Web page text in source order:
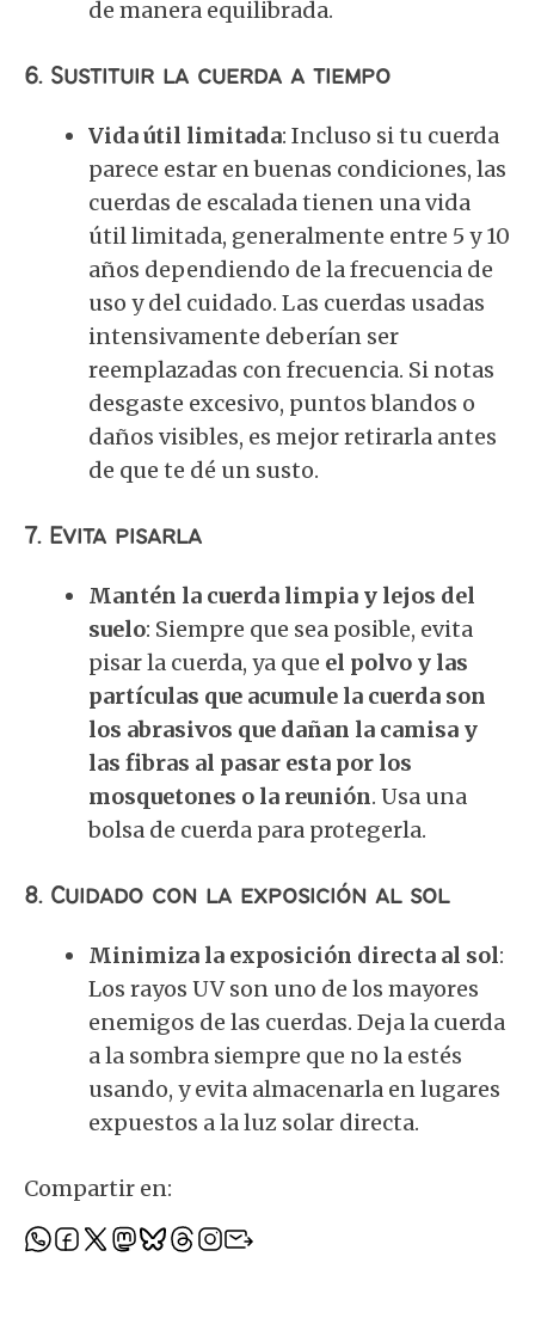
de manera equilibrada.
6. Sustituir la cuerda a tiempo
Vida útil limitada: Incluso si tu cuerda
parece estar en buenas condiciones, las
cuerdas de escalada tienen una vida
útil limitada, generalmente entre 5 y 10
años dependiendo de la frecuencia de
uso y del cuidado. Las cuerdas usadas
intensivamente deberían ser
reemplazadas con frecuencia. Si notas
desgaste excesivo, puntos blandos o
daños visibles, es mejor retirarla antes
de que te dé un susto.
7. Evita pisarla
Mantén la cuerda limpia y lejos del
suelo: Siempre que sea posible, evita
pisar la cuerda, ya que el polvo y las
partículas que acumule la cuerda son
los abrasivos que dañan la camisa y
las fibras al pasar esta por los
mosquetones o la reunión. Usa una
bolsa de cuerda para protegerla.
8. Cuidado con la exposición al sol
Minimiza la exposición directa al sol:
Los rayos UV son uno de los mayores
enemigos de las cuerdas. Deja la cuerda
a la sombra siempre que no la estés
usando, y evita almacenarla en lugares
expuestos a la luz solar directa.
Compartir en: